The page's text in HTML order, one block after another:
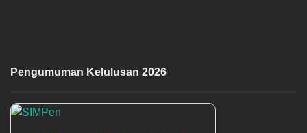
Pengumuman Kelulusan 2026